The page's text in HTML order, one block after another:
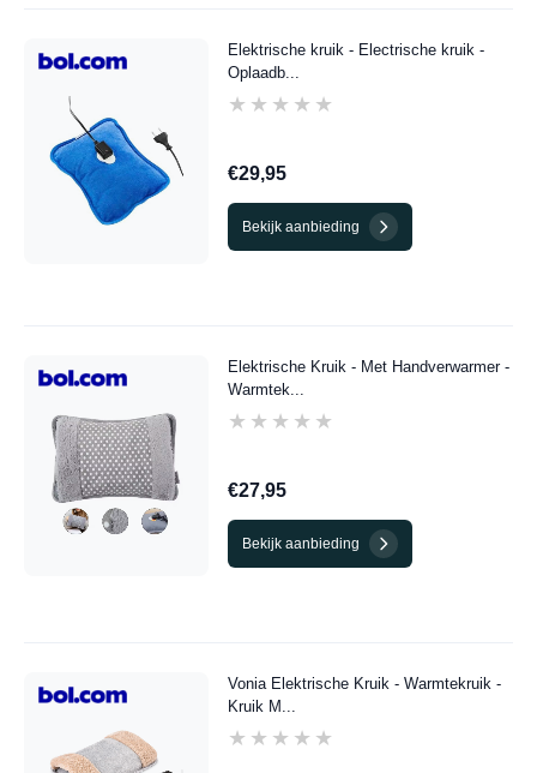
Elektrische kruik - Electrische kruik -
Oplaadb...
★★★★★
★★★★★
€29,95
Bekijk aanbieding
Elektrische Kruik - Met Handverwarmer -
Warmtek...
★★★★★
★★★★★
€27,95
Bekijk aanbieding
Vonia Elektrische Kruik - Warmtekruik -
Kruik M...
★★★★★
★★★★★